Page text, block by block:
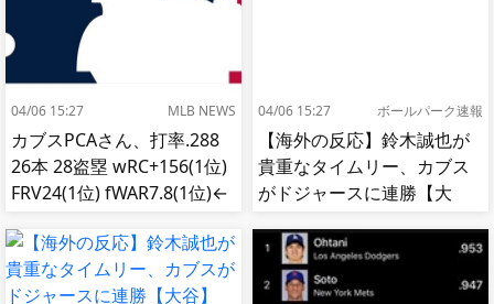
04/06 15:27 MLB NEWS
カブスPCAさん、打率.288
26本 28盗塁 wRC+156(1位)
FRV24(1位) fWAR7.8(1位)←
04/06 15:27 ボールパーク速報
【海外の反応】鈴木誠也が
貴重なタイムリー、カブス
がドジャースに連勝【大